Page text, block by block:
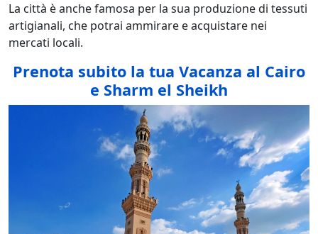
La città è anche famosa per la sua produzione di tessuti
artigianali, che potrai ammirare e acquistare nei
mercati locali.
Prenota subito la tua Vacanza al Cairo
e Sharm el Sheikh